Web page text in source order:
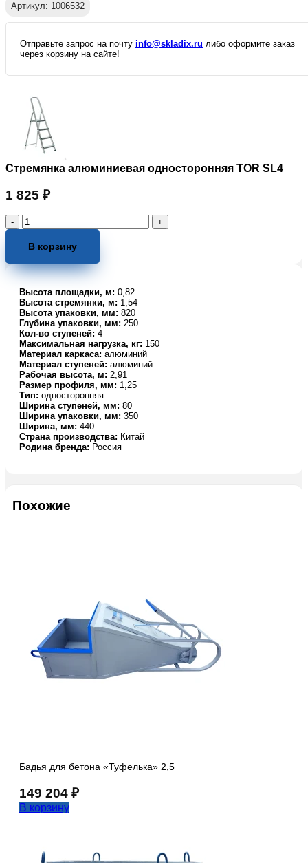
Артикул: 1006532
Отправьте запрос на почту info@skladix.ru либо оформите заказ
через корзину на сайте!
Стремянка алюминиевая односторонняя TOR SL4
1 825 ₽
Количество
товара
Стремянка
односторонняя
TOR
SL4
В корзину
Высота площадки, м: 0,82
Высота стремянки, м: 1,54
Высота упаковки, мм: 820
Глубина упаковки, мм: 250
Кол-во ступеней: 4
Максимальная нагрузка, кг: 150
Материал каркаса: алюминий
Материал ступеней: алюминий
Рабочая высота, м: 2,91
Размер профиля, мм: 1,25
Тип: односторонняя
Ширина ступеней, мм: 80
Ширина упаковки, мм: 350
Ширина, мм: 440
Страна производства: Китай
Родина бренда: Россия
Похожие
Бадья для бетона «Туфелька» 2,5
149 204 ₽
В корзину